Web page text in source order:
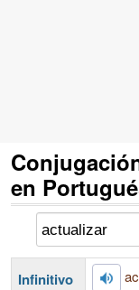
en
Infinitivo